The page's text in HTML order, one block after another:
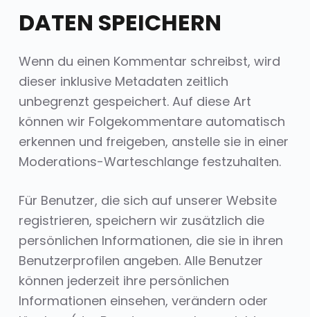
DATEN SPEICHERN
Wenn du einen Kommentar schreibst, wird
dieser inklusive Metadaten zeitlich
unbegrenzt gespeichert. Auf diese Art
können wir Folgekommentare automatisch
erkennen und freigeben, anstelle sie in einer
Moderations-Warteschlange festzuhalten.
Für Benutzer, die sich auf unserer Website
registrieren, speichern wir zusätzlich die
persönlichen Informationen, die sie in ihren
Benutzerprofilen angeben. Alle Benutzer
können jederzeit ihre persönlichen
Informationen einsehen, verändern oder